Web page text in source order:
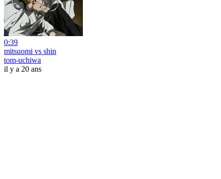
0:39
mitsuomi vs shin
tom-uchiwa
il y a 20 ans